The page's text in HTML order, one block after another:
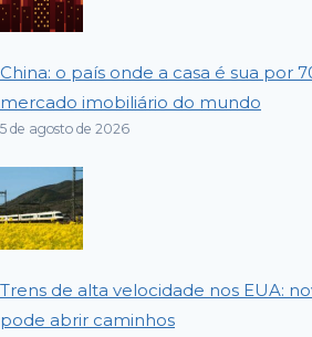
China: o país onde a casa é sua por
mercado imobiliário do mundo
5 de agosto de 2026
Trens de alta velocidade nos EUA:
pode abrir caminhos